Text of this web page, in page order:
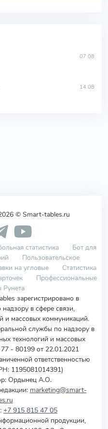
07.08
14.08
© Smart-tables.ru
статистика
Бот для
Пользовательское
на угловые
Статистика
Профессиональные
Рунета
зарегистрировано в
в сфере связи,
и массовых коммуникаций.
службы по надзору в
технологий и массовых
- 80199 от 22.01.2021
ответственностью
1195081014391)
Ордынец А.О.
marketing@smart-
+7 915 815 47 05
продукции,